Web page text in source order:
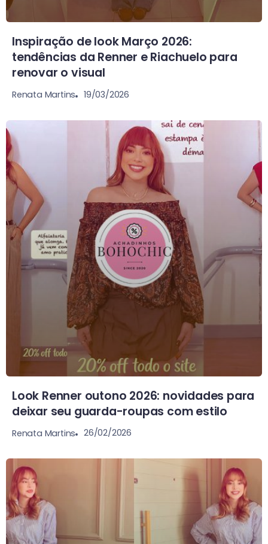
Inspiração de look Março 2026:
tendências da Renner e Riachuelo para
renovar o visual
Renata Martins 19/03/2026
Look Renner outono 2026: novidades para
deixar seu guarda-roupas com estilo
Renata Martins 26/02/2026